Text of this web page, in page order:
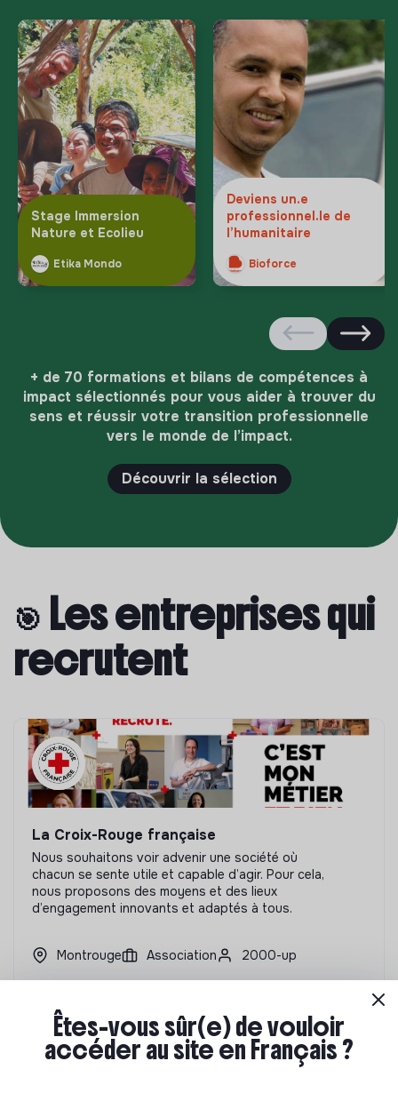
Stage Immersion
Nature et Ecolieu
Etika Mondo
Deviens un.e
professionnel.le de
l’humanitaire
Bioforce
+ de 70 formations et bilans de compétences à
impact sélectionnés pour vous aider à trouver du
sens et réussir votre transition professionnelle
vers le monde de l’impact.
Découvrir la sélection
🎯 Les entreprises qui
recrutent
La Croix-Rouge française
Nous souhaitons voir advenir une société où
chacun se sente utile et capable d’agir. Pour cela,
nous proposons des moyens et des lieux
d’engagement innovants et adaptés à tous.
Montrouge Association 2000-up
584 offres en cours
Êtes-vous sûr(e) de vouloir
accéder au site en Français ?